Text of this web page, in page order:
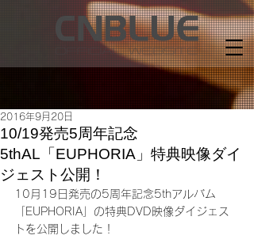
10/19発売5周年記念
5thAL「EUPHORIA」特典映像ダイ
ジェスト公開！
2016年9月20日
10月19日発売の5周年記念5thアルバム
「EUPHORIA」の特典DVD映像ダイジェス
トを公開しました！